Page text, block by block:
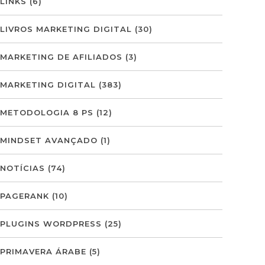
LIVROS MARKETING DIGITAL (30)
MARKETING DE AFILIADOS (3)
MARKETING DIGITAL (383)
METODOLOGIA 8 PS (12)
MINDSET AVANÇADO (1)
NOTÍCIAS (74)
PAGERANK (10)
PLUGINS WORDPRESS (25)
PRIMAVERA ÁRABE (5)